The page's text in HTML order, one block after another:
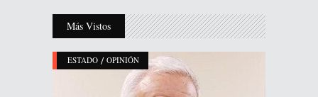
Más Vistos
ESTADO / OPINIÓN